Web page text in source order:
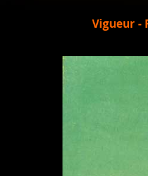
Vigueur -